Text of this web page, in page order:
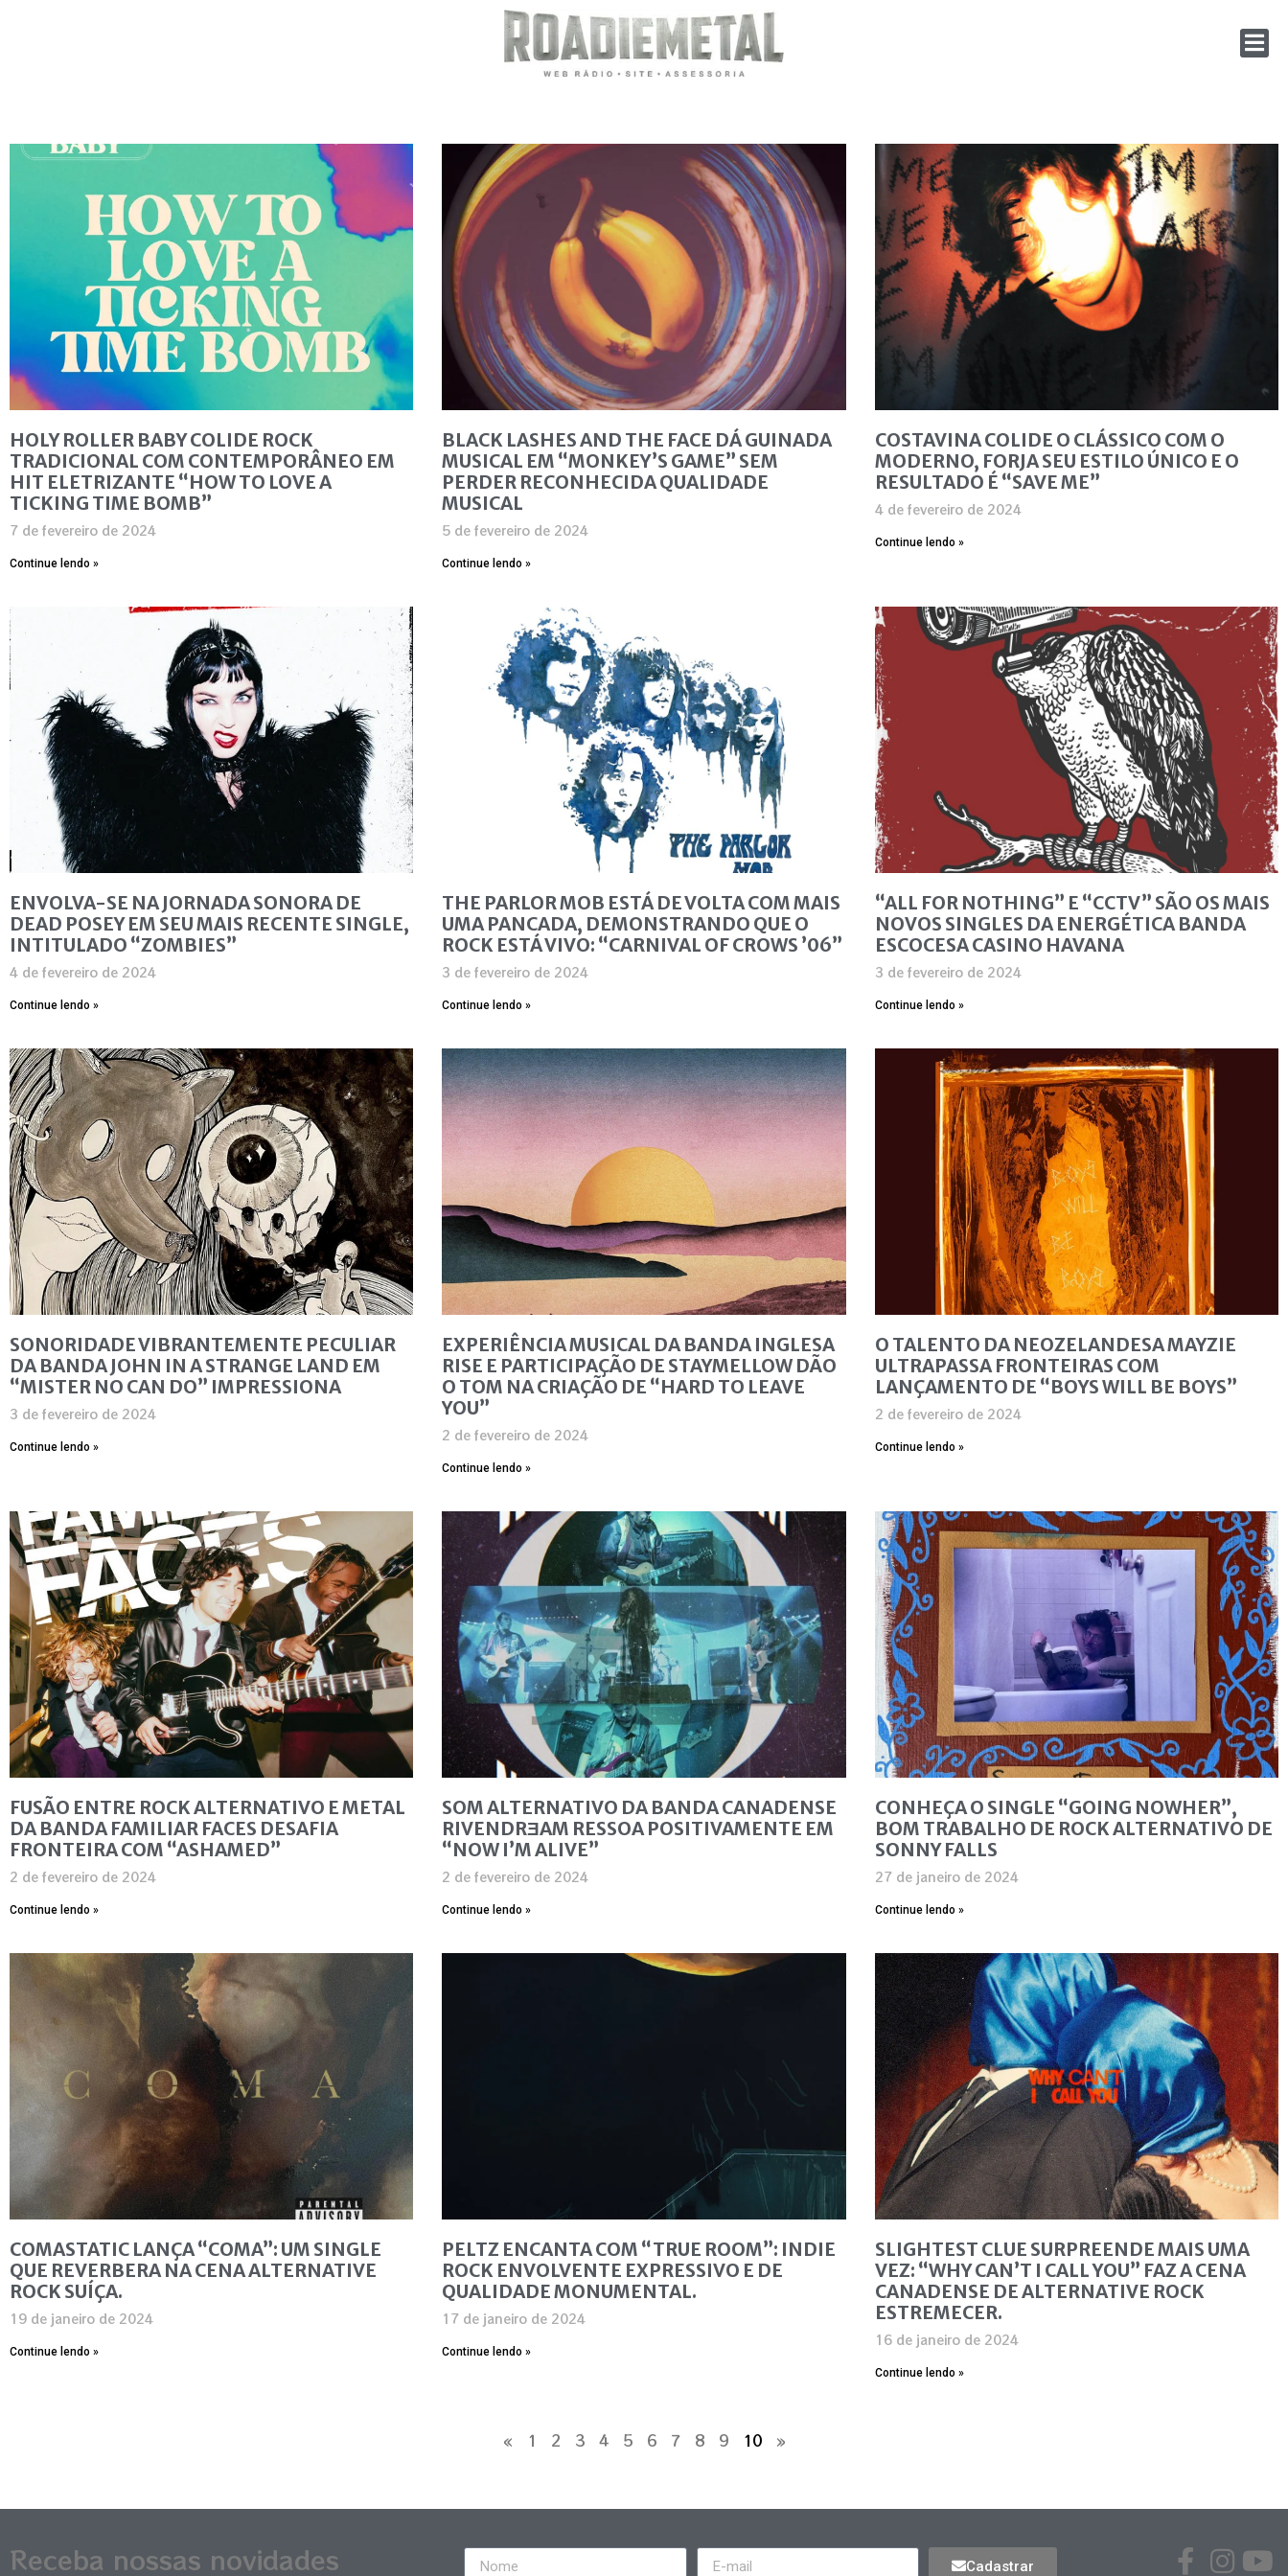
HOLY ROLLER BABY COLIDE ROCK
TRADICIONAL COM CONTEMPORÂNEO EM
HIT ELETRIZANTE “HOW TO LOVE A
TICKING TIME BOMB”
7 de fevereiro de 2024
Continue lendo »
BLACK LASHES AND THE FACE DÁ GUINADA
MUSICAL EM “MONKEY’S GAME” SEM
PERDER RECONHECIDA QUALIDADE
MUSICAL
5 de fevereiro de 2024
Continue lendo »
COSTAVINA COLIDE O CLÁSSICO COM O
MODERNO, FORJA SEU ESTILO ÚNICO E O
RESULTADO É “SAVE ME”
4 de fevereiro de 2024
Continue lendo »
ENVOLVA-SE NA JORNADA SONORA DE
DEAD POSEY EM SEU MAIS RECENTE SINGLE,
INTITULADO “ZOMBIES”
4 de fevereiro de 2024
Continue lendo »
THE PARLOR MOB ESTÁ DE VOLTA COM MAIS
UMA PANCADA, DEMONSTRANDO QUE O
ROCK ESTÁ VIVO: “CARNIVAL OF CROWS ’06”
3 de fevereiro de 2024
Continue lendo »
“ALL FOR NOTHING” E “CCTV” SÃO OS MAIS
NOVOS SINGLES DA ENERGÉTICA BANDA
ESCOCESA CASINO HAVANA
3 de fevereiro de 2024
Continue lendo »
SONORIDADE VIBRANTEMENTE PECULIAR
DA BANDA JOHN IN A STRANGE LAND EM
“MISTER NO CAN DO” IMPRESSIONA
3 de fevereiro de 2024
Continue lendo »
EXPERIÊNCIA MUSICAL DA BANDA INGLESA
RISE E PARTICIPAÇÃO DE STAYMELLOW DÃO
O TOM NA CRIAÇÃO DE “HARD TO LEAVE
YOU”
2 de fevereiro de 2024
Continue lendo »
O TALENTO DA NEOZELANDESA MAYZIE
ULTRAPASSA FRONTEIRAS COM
LANÇAMENTO DE “BOYS WILL BE BOYS”
2 de fevereiro de 2024
Continue lendo »
FUSÃO ENTRE ROCK ALTERNATIVO E METAL
DA BANDA FAMILIAR FACES DESAFIA
FRONTEIRA COM “ASHAMED”
2 de fevereiro de 2024
Continue lendo »
SOM ALTERNATIVO DA BANDA CANADENSE
RIVENDRƎAM RESSOA POSITIVAMENTE EM
“NOW I’M ALIVE”
2 de fevereiro de 2024
Continue lendo »
CONHEÇA O SINGLE “GOING NOWHER”,
BOM TRABALHO DE ROCK ALTERNATIVO DE
SONNY FALLS
27 de janeiro de 2024
Continue lendo »
COMASTATIC LANÇA “COMA”: UM SINGLE
QUE REVERBERA NA CENA ALTERNATIVE
ROCK SUÍÇA.
19 de janeiro de 2024
Continue lendo »
PELTZ ENCANTA COM “TRUE ROOM”: INDIE
ROCK ENVOLVENTE EXPRESSIVO E DE
QUALIDADE MONUMENTAL.
17 de janeiro de 2024
Continue lendo »
SLIGHTEST CLUE SURPREENDE MAIS UMA
VEZ: “WHY CAN’T I CALL YOU” FAZ A CENA
CANADENSE DE ALTERNATIVE ROCK
ESTREMECER.
16 de janeiro de 2024
Continue lendo »
« 1 2 3 4 5 6 7 8 9 10 »
Receba nossas novidades Cadastrar